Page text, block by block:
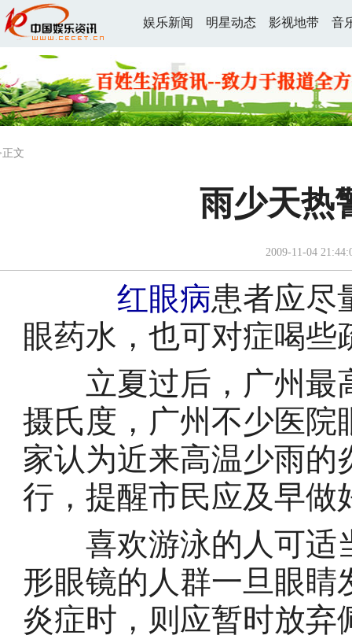
娱乐新闻 明星动态 影视地带 音
文
雨少天热
2009-11-04
红眼病患者应尽
眼药水，也可对症喝
立夏过后，广州最
摄氏度，广州不少医院
家认为近来高温少雨
行，提醒市民应及早做
喜欢游泳的人可适
形眼镜的人群一旦眼
炎症时，则应暂时放弃